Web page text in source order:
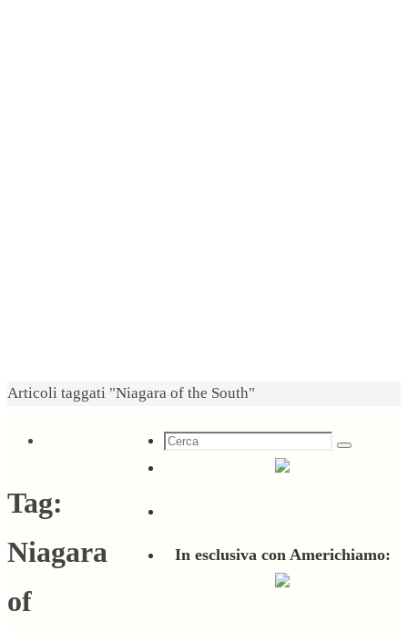
Home
Articoli taggati "Niagara of the South"
Tag:
Niagara
of
Cerca
Cerca
In esclusiva con Americhiamo: